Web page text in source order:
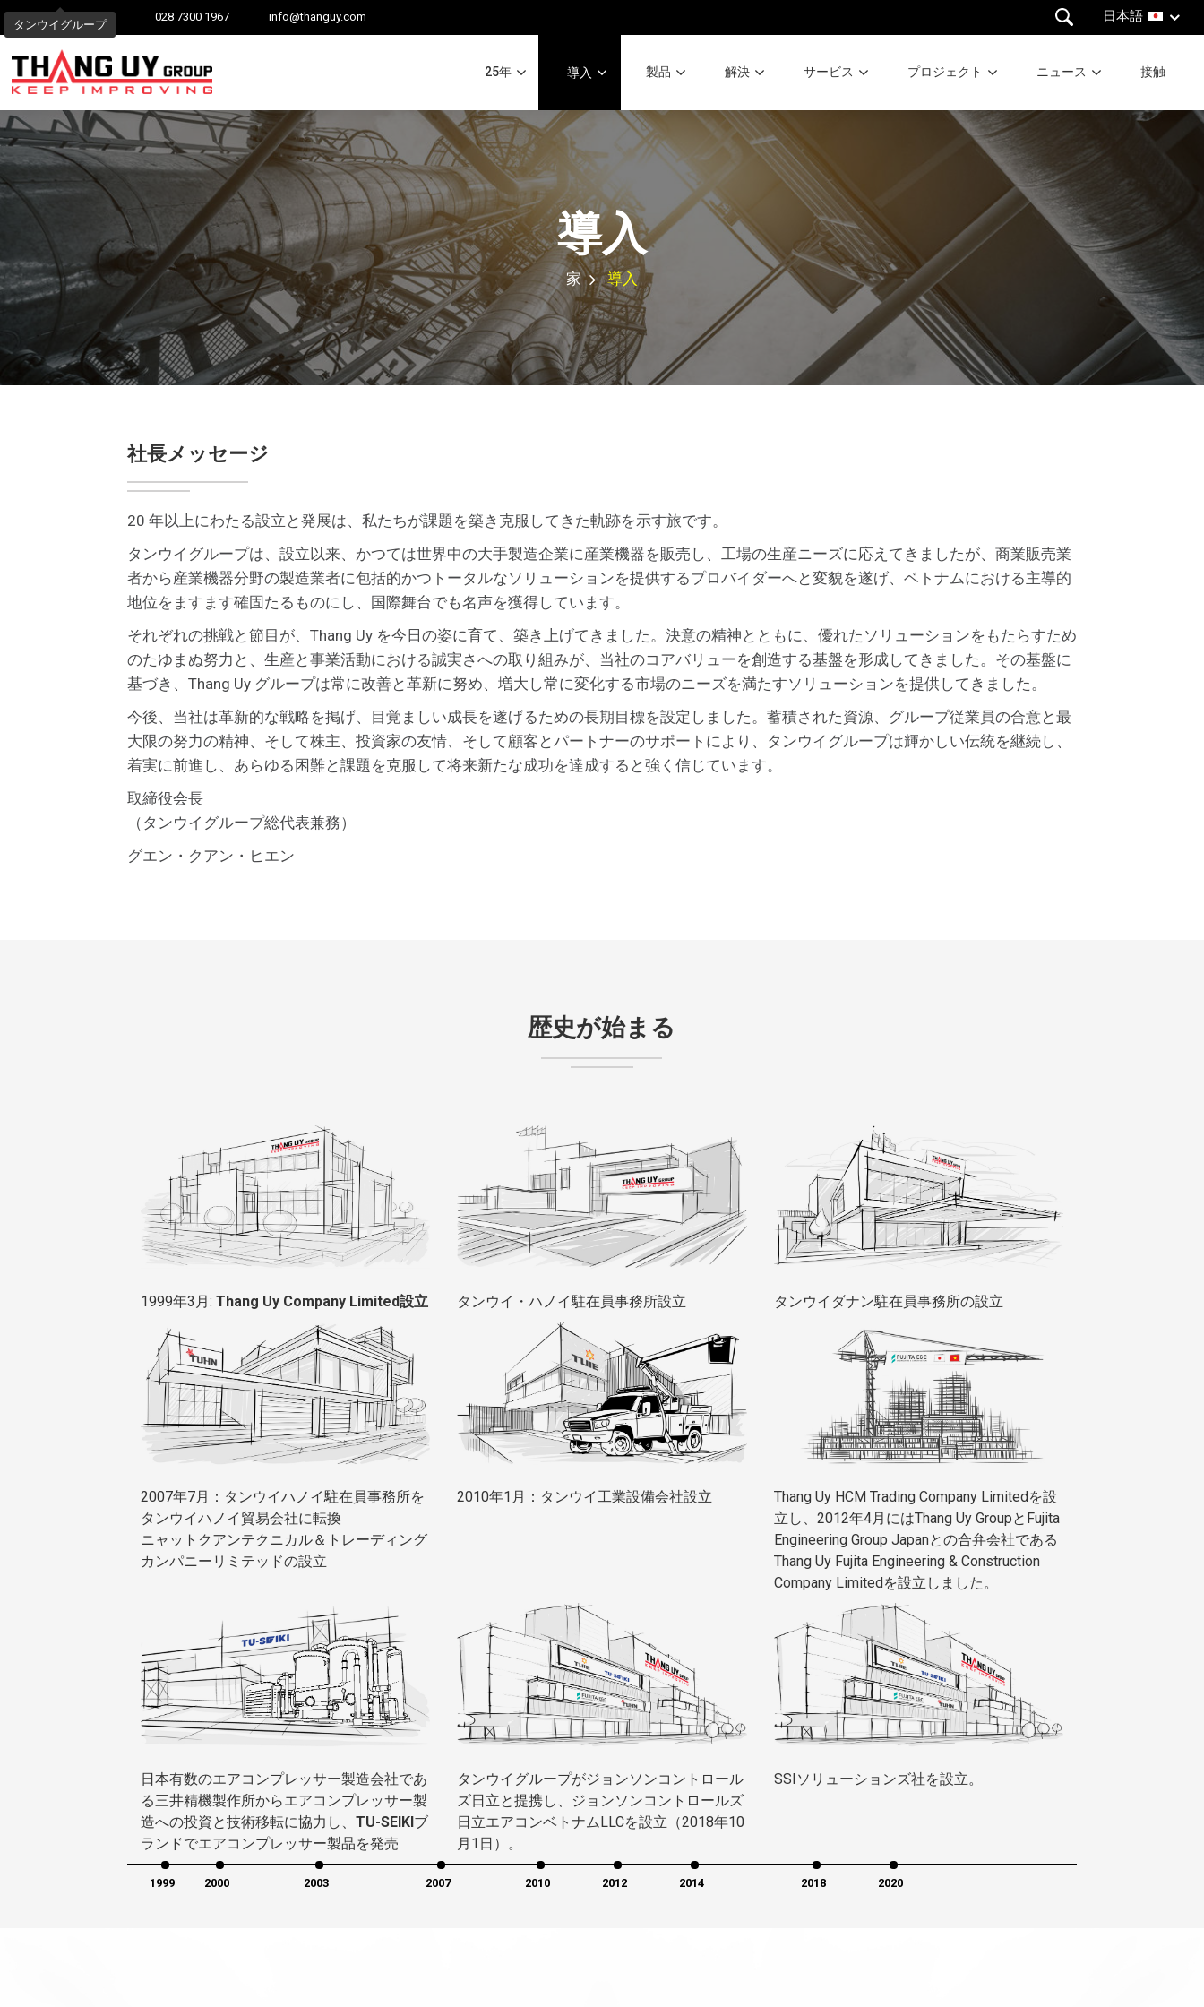
タンウイグループ
028 7300 1967 info@thanguy.com 日本語
25年 導入 製品 解決 サービス プロジェクト ニュース 接触
導入
家 導入
社長メッセージ
20 年以上にわたる設立と発展は、私たちが課題を築き克服してきた軌跡を示す旅です。
タンウイグループは、設立以来、かつては世界中の大手製造企業に産業機器を販売し、工場の生産ニーズに応えてきましたが、商業販売業
者から産業機器分野の製造業者に包括的かつトータルなソリューションを提供するプロバイダーへと変貌を遂げ、ベトナムにおける主導的
地位をますます確固たるものにし、国際舞台でも名声を獲得しています。
それぞれの挑戦と節目が、Thang Uy を今日の姿に育て、築き上げてきました。決意の精神とともに、優れたソリューションをもたらすため
のたゆまぬ努力と、生産と事業活動における誠実さへの取り組みが、当社のコアバリューを創造する基盤を形成してきました。その基盤に
基づき、Thang Uy グループは常に改善と革新に努め、増大し常に変化する市場のニーズを満たすソリューションを提供してきました。
今後、当社は革新的な戦略を掲げ、目覚ましい成長を遂げるための長期目標を設定しました。蓄積された資源、グループ従業員の合意と最
大限の努力の精神、そして株主、投資家の友情、そして顧客とパートナーのサポートにより、タンウイグループは輝かしい伝統を継続し、
着実に前進し、あらゆる困難と課題を克服して将来新たな成功を達成すると強く信じています。
取締役会長
（タンウイグループ総代表兼務）
グエン・クアン・ヒエン
歴史が始まる
1999年3月: Thang Uy Company Limited設立 タンウイ・ハノイ駐在員事務所設立 タンウイダナン駐在員事務所の設立
2007年7月：タンウイハノイ駐在員事務所を
タンウイハノイ貿易会社に転換
ニャットクアンテクニカル＆トレーディング
カンパニーリミテッドの設立
2010年1月：タンウイ工業設備会社設立
Thang Uy HCM Trading Company Limitedを設
立し、2012年4月にはThang Uy GroupとFujita
Engineering Group Japanとの合弁会社である
Thang Uy Fujita Engineering & Construction
Company Limitedを設立しました。
日本有数のエアコンプレッサー製造会社であ
る三井精機製作所からエアコンプレッサー製
造への投資と技術移転に協力し、 TU-SEIKIブ
ランドでエアコンプレッサー製品を発売
タンウイグループがジョンソンコントロール
ズ日立と提携し、ジョンソンコントロールズ
日立エアコンベトナムLLCを設立（2018年10
月1日）。
SSIソリューションズ社を設立。
1999 2000 2003 2007 2010 2012 2014 2018 2020